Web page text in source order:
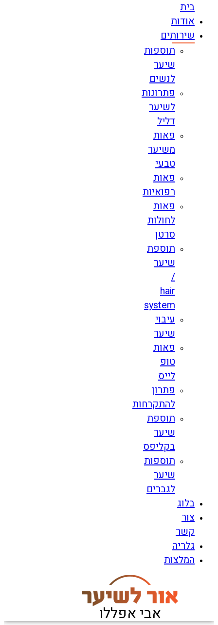
בית
אודות
שירותים
תוספות
שיער
לנשים
פתרונות
לשיער
דליל
פאות
משיער
טבעי
פאות
רפואיות
פאות
לחולות
סרטן
תוספת
שיער
/
hair
system
עיבוי
שיער
פאות
טופ
לייס
פתרון
להתקרחות
תוספת
שיער
בקליפס
תוספות
שיער
לגברים
בלוג
צור
קשר
גלריה
המלצות
אבי אפללו